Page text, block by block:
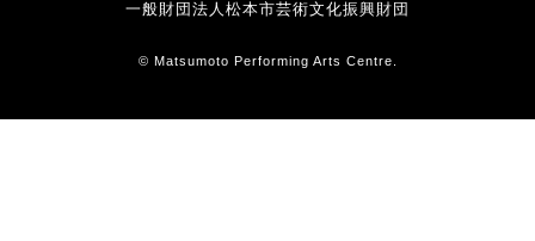
一般財団法人松本市芸術文化振興財団
© Matsumoto Performing Arts Centre.